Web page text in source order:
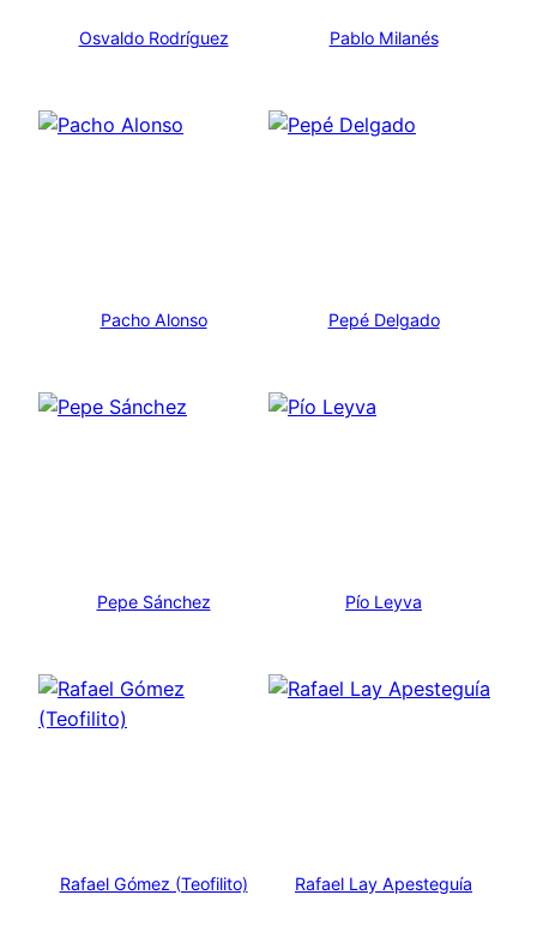
Osvaldo Rodríguez Pablo Milanés
Pacho Alonso Pepé Delgado
Pepe Sánchez Pío Leyva
Rafael Gómez (Teofilito) Rafael Lay Apesteguía